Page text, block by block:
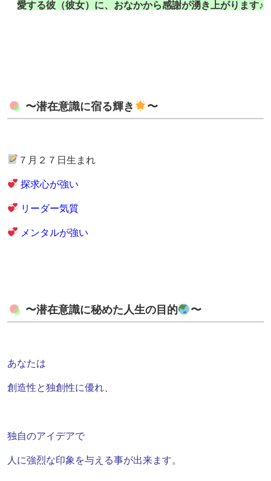
愛する彼（彼女）に、おなかから感謝が湧き上がります♪
〜潜在意識に宿る輝き 〜
７月２７日生まれ
探求心が強い
リーダー気質
メンタルが強い
〜潜在意識に秘めた人生の目的 〜
あなたは
創造性と独創性に優れ、
独自のアイデアで
人に強烈な印象を与える事が出来ます。